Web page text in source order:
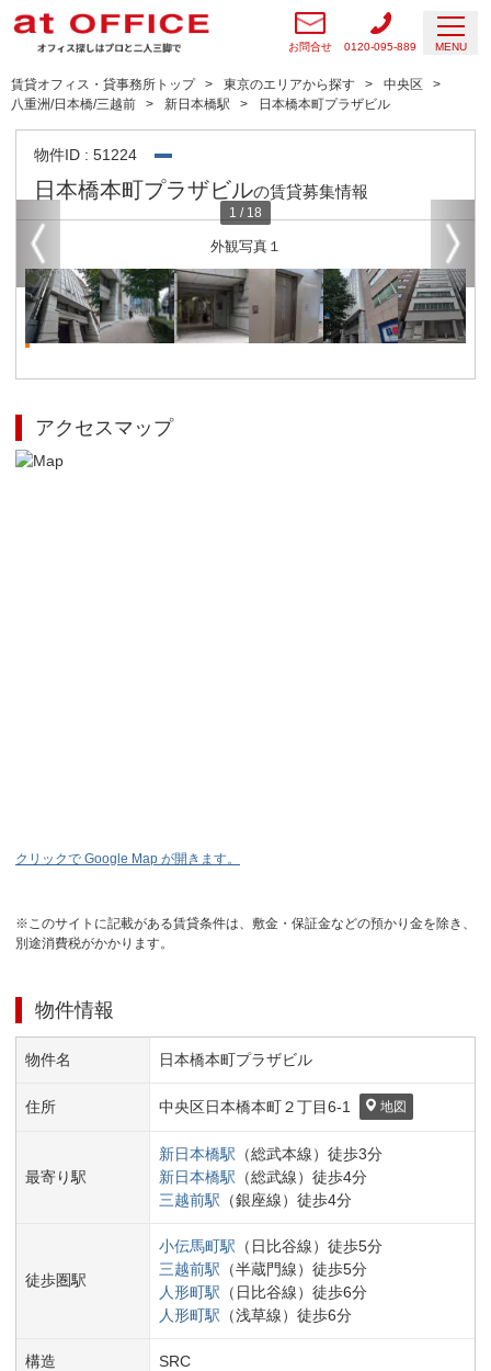
お問合せ 0120-095-889 MENU
賃貸オフィス・貸事務所トップ 東京のエリアから探す
中央区
八重洲/日本橋/三越前
新日本橋駅 日本橋本町プラザビル
物件ID : 51224
日本橋本町プラザビルの賃貸募集情報
外観写真１
1 / 18
アクセスマップ
クリックで Google Map が開きます。
※このサイトに記載がある賃貸条件は、敷金・保証金などの預かり金を除き、
別途消費税がかかります。
物件情報
物件名 日本橋本町プラザビル
住所 中央区日本橋本町２丁目6-1 地図
最寄り駅
新日本橋駅 （総武本線） 徒歩3分
新日本橋駅 （総武線） 徒歩4分
三越前駅 （銀座線） 徒歩4分
徒歩圏駅
小伝馬町駅 （ 日比谷線） 徒歩5分
三越前駅 （半蔵門線） 徒歩5分
人形町駅 （ 日比谷線） 徒歩6分
人形町駅 （浅草線） 徒歩6分
構造 SRC